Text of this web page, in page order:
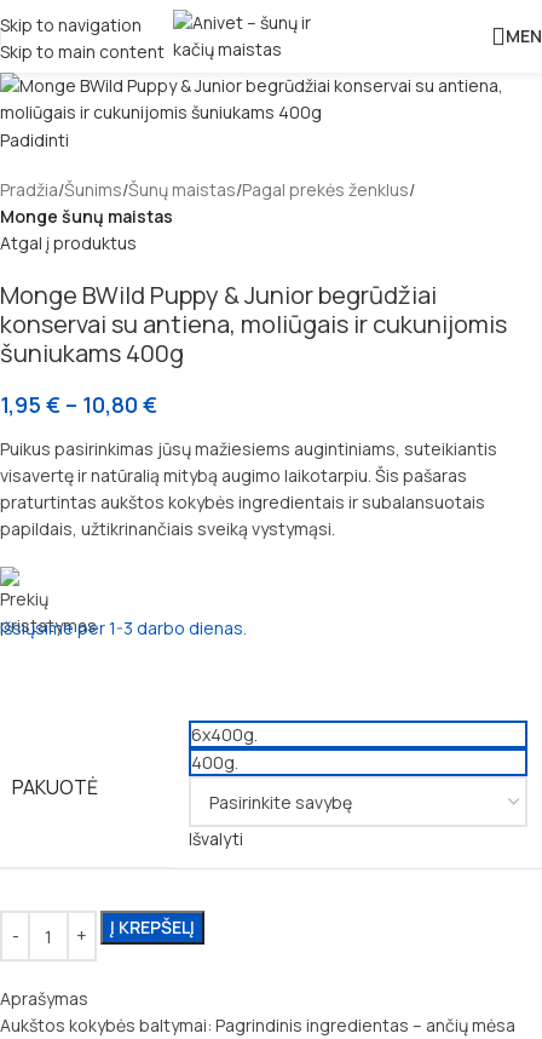
Skip to navigation
Skip to main content
Padidinti
Pradžia Šunims Šunų maistas Pagal prekės ženklus
Monge šunų maistas
Atgal į produktus
Monge BWild Puppy & Junior begrūdžiai
konservai su antiena, moliūgais ir cukunijomis
šuniukams 400g
1,95 € – 10,80 €
Puikus pasirinkimas jūsų mažiesiems augintiniams, suteikiantis
visavertę ir natūralią mitybą augimo laikotarpiu. Šis pašaras
praturtintas aukštos kokybės ingredientais ir subalansuotais
papildais, užtikrinančiais sveiką vystymąsi.
Išsiųsime per 1-3 darbo dienas.
PAKUOTĖ
6x400g.
400g.
Išvalyti
Į KREPŠELĮ
Aprašymas
Aukštos kokybės baltymai: Pagrindinis ingredientas – ančių mėsa